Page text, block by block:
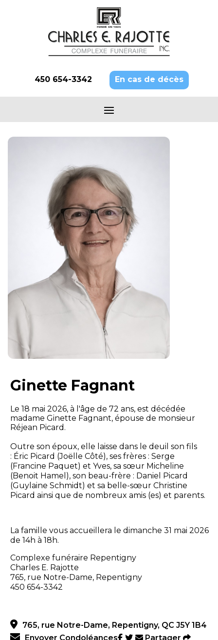
450 654-3342 En cas de décès
Ginette Fagnant
Le 18 mai 2026, à l'âge de 72 ans, est décédée
madame Ginette Fagnant, épouse de monsieur
Réjean Picard.
Outre son époux, elle laisse dans le deuil son fils
: Éric Picard (Joëlle Côté), ses frères : Serge
(Francine Paquet) et Yves, sa sœur Micheline
(Benoit Hamel), son beau-frère : Daniel Picard
(Guylaine Schmidt) et sa belle-sœur Christine
Picard ainsi que de nombreux amis (es) et parents.
La famille vous accueillera le dimanche 31 mai 2026
de 14h à 18h.
Complexe funéraire Repentigny
Charles E. Rajotte
765, rue Notre-Dame, Repentigny
450 654-3342
765, rue Notre-Dame, Repentigny, QC J5Y 1B4
Envoyer Condoléances
Partager